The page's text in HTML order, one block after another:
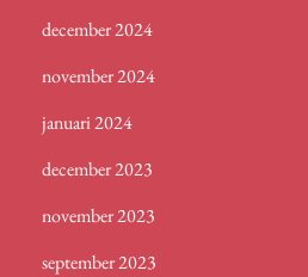
december 2024
november 2024
januari 2024
december 2023
november 2023
september 2023